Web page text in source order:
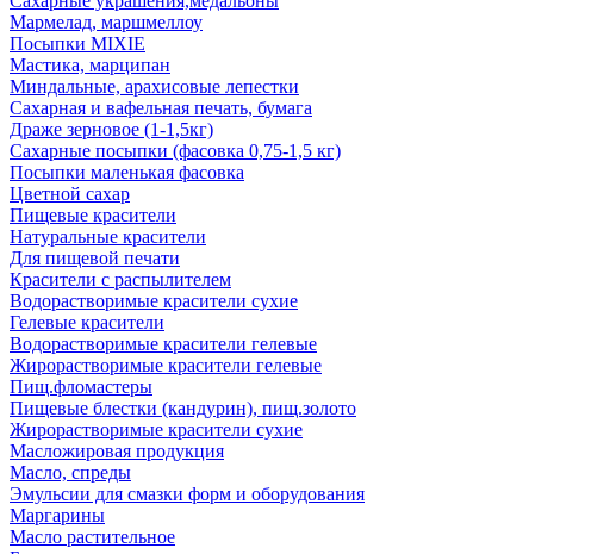
Мармелад, маршмеллоу
Посыпки MIXIE
Мастика, марципан
Миндальные, арахисовые лепестки
Сахарная и вафельная печать, бумага
Драже зерновое (1-1,5кг)
Сахарные посыпки (фасовка 0,75-1,5 кг)
Посыпки маленькая фасовка
Цветной сахар
Пищевые красители
Натуральные красители
Для пищевой печати
Красители с распылителем
Водорастворимые красители сухие
Гелевые красители
Водорастворимые красители гелевые
Жирорастворимые красители гелевые
Пищ.фломастеры
Пищевые блестки (кандурин), пищ.золото
Жирорастворимые красители сухие
Масложировая продукция
Масло, спреды
Эмульсии для смазки форм и оборудования
Маргарины
Масло растительное